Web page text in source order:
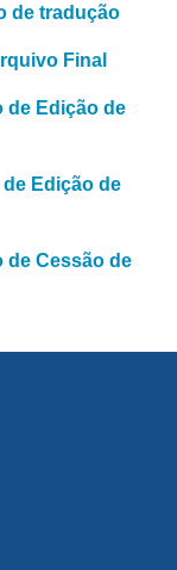
de tradução
Final
de Edição de
de Edição de
de Cessão de